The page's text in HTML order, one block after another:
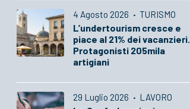
4 Agosto 2026 · TURISMO
L’undertourism cresce e
piace al 21% dei vacanzieri.
Protagonisti 205mila
artigiani
29 Luglio 2026 · LAVORO